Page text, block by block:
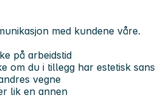
med kundene våre.
på arbeidstid
om du i tillegg har estetisk sans
vegne
lik en annen